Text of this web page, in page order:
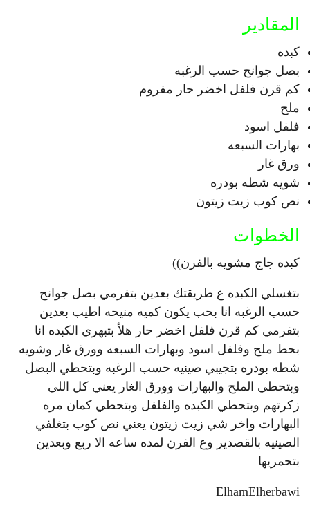
المقادير
كبده
بصل جوانح حسب الرغبه
كم قرن فلفل اخضر حار مفروم
ملح
فلفل اسود
بهارات السبعه
ورق غار
شويه شطه بودره
نص كوب زيت زيتون
الخطوات
كبده جاج مشويه بالفرن))
بتغسلي الكبده ع طريقتك بعدين بتفرمي بصل جوانح
حسب الرغبه انا بحب يكون كميه منيحه اطيب بعدين
بتفرمي كم قرن فلفل اخضر حار هلأ بتبهري الكبده انا
بحط ملح وفلفل اسود وبهارات السبعه وورق غار وشويه
شطه بودره بتجيبي صينيه حسب الرغبه وبتحطي البصل
وبتحطي الملح والبهارات وورق الغار يعني كل اللي
زكرتهم وبتحطي الكبده والفلفل وبتحطي كمان مره
البهارات واخر شي زيت زيتون يعني نص كوب بتغلفي
الصينيه بالقصدير وع الفرن لمده ساعه الا ربع وبعدين
بتحمريها
ElhamElherbawi